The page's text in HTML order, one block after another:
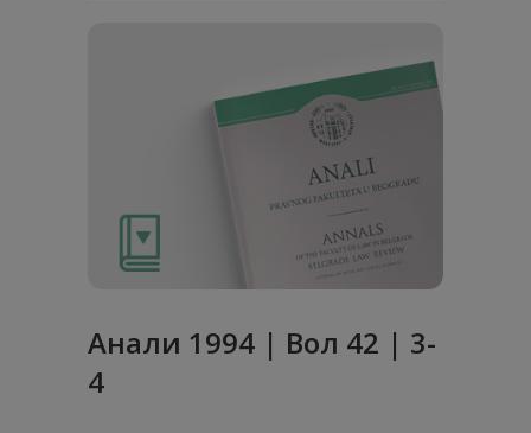
Анaли 1994 | Вол 42 | 3-
4